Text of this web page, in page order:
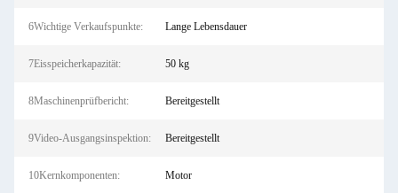
6Wichtige Verkaufspunkte: Lange Lebensdauer
7Eisspeicherkapazität: 50 kg
8Maschinenprüfbericht: Bereitgestellt
9Video-Ausgangsinspektion: Bereitgestellt
10Kernkomponenten: Motor